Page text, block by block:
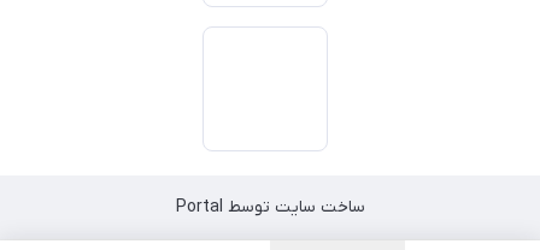
ساخت سایت توسط Portal